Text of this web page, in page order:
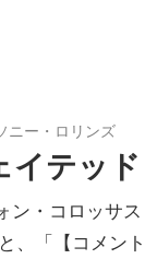
ニー・ロリンズ
イテッド
ン・コロッサス
、「【コメント